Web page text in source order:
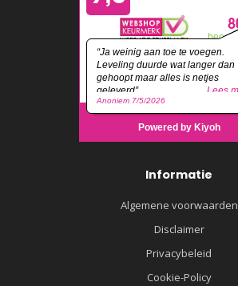
Informatie
Algemene voorwaarden
Disclaimer
Privacybeleid
Cookie-Policy